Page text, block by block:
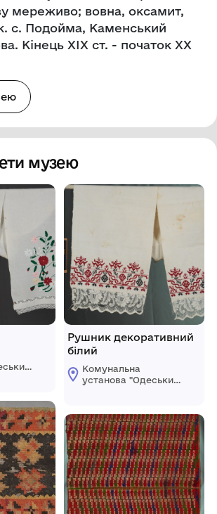
мереживо; вовна, оксамит,
с. Подойма, Каменський
Кінець XIX ст. - початок XX
музею
Рушник декоративний
білий
Комунальна
установа "Одеський